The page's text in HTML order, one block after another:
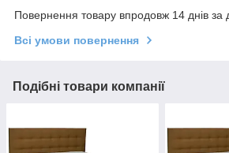
Повернення товару впродовж 14 днів за
Всі умови повернення
Подібні товари компанії